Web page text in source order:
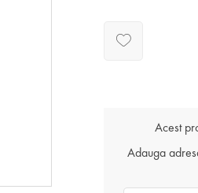
Acest
Adauga